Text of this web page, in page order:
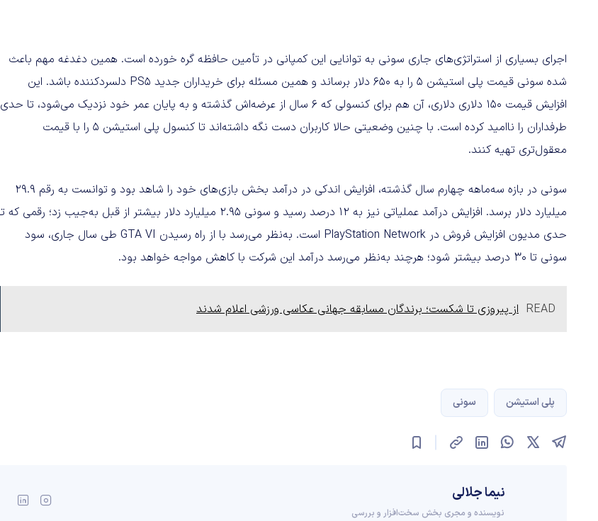
اجرای بسیاری از استراتژی‌های جاری سونی به توانایی این کمپانی در تأمین حافظه گره خورده است. همین دغدغه مهم باعث
شده سونی قیمت پلی استیشن ۵ را به ۶۵۰ دلار برساند و همین مسئله برای خریداران جدید PS5 دلسردکننده باشد. این
افزایش قیمت ۱۵۰ دلاری دلاری، آن هم برای کنسولی که ۶ سال از عرضه‌اش گذشته و به پایان عمر خود نزدیک می‌شود، تا حدی
طرفداران را ناامید کرده است. با چنین وضعیتی حالا کاربران دست نگه داشته‌اند تا کنسول پلی استیشن ۵ را با قیمت
معقول‌تری تهیه کنند.
سونی در بازه سه‌ماهه چهارم سال گذشته، افزایش اندکی در درآمد بخش بازی‌های خود را شاهد بود و توانست به رقم ۲۹.۹
میلیارد دلار برسد. افزایش درآمد عملیاتی نیز به ۱۲ درصد رسید و سونی ۲.۹۵ میلیارد دلار بیشتر از قبل به‌جیب زد؛ رقمی که
حدی مدیون افزایش فروش در PlayStation Network است. به‌نظر می‌رسد با از راه رسیدن GTA VI طی سال جاری، سود
سونی تا ۳۰ درصد بیشتر شود؛ هرچند به‌نظر می‌رسد درآمد این شرکت با کاهش مواجه خواهد بود.
READ از پیروزی تا شکست؛ برندگان مسابقه جهانی عکاسی ورزشی اعلام شدند
پلی استیشن سونی
نیما جلالی
نویسنده و مجری بخش سخت‌افزار و بررسی